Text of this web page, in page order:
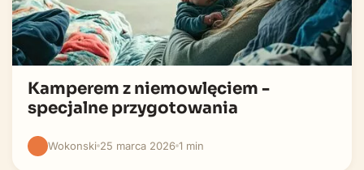
Kamperem z niemowlęciem -
specjalne przygotowania
Wokonski 25 marca 2026 1 min